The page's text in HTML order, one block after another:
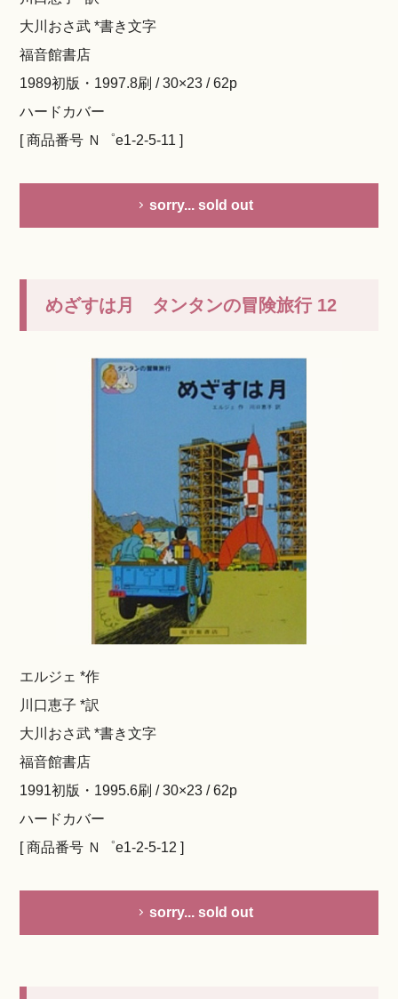
大川おさ武 *書き文字
福音館書店
1989初版・1997.8刷 / 30×23 / 62p
ハードカバー
[ 商品番号 Ｎ゜e1-2-5-11 ]
sorry... sold out
めざすは月 タンタンの冒険旅行 12
エルジェ *作
川口恵子 *訳
大川おさ武 *書き文字
福音館書店
1991初版・1995.6刷 / 30×23 / 62p
ハードカバー
[ 商品番号 Ｎ゜e1-2-5-12 ]
sorry... sold out